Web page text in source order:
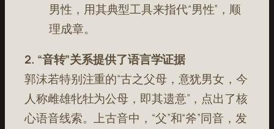
男性，用其典型工具来指代“男性”，顺
理成章。
2. “音转”关系提供了语言学证据
郭沫若特别注重的“古之父母，意犹男女，今
人称雌雄牝牡为公母，即其遗意”，点出了核
心语音线索。上古音中，“父”和“斧”同音，发